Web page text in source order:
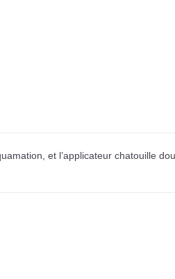
et l’applicateur chatouille